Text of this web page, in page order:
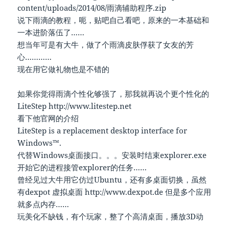
content/uploads/2014/08/雨滴辅助程序.zip
说下雨滴的教程，呃，贴吧自己看吧，原来的一本基础和
一本进阶落伍了……
想当年可是有大牛，做了个雨滴皮肤俘获了女友的芳
心…………
现在用它做礼物也是不错的
如果你觉得雨滴个性化够强了，那我就再说个更个性化的
LiteStep http://www.litestep.net
看下他官网的介绍
LiteStep is a replacement desktop interface for
Windows™.
代替Windows桌面接口。。。安装时结束explorer.exe
开始它的进程接管explorer的任务……
曾经见过大牛用它仿过Ubuntu，还有多桌面切换，虽然
有dexpot 虚拟桌面 http://www.dexpot.de 但是多个应用
就多点内存……
玩美化不缺钱，有个玩家，整了个高清桌面，播放3D动